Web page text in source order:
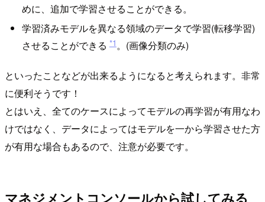
めに、追加で学習させることができる。
学習済みモデルを異なる領域のデータで学習(転移学習)
させることができる*1。(画像分類のみ)
といったことなどが出来るようになると考えられます。非常
に便利そうです！
とはいえ、全てのケースによってモデルの再学習が有用なわ
けではなく、データによってはモデルを一から学習させた方
が有用な場合もあるので、注意が必要です。
マネジメントコンソールから試してみる